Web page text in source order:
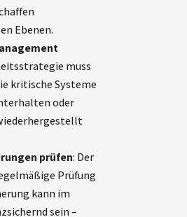
Ebenen.
muss
kritische Systeme
oder
prüfen: Der
Prüfung
kann im
sein –